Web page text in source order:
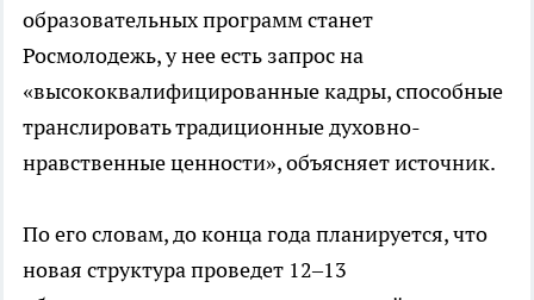
образовательных программ станет
Росмолодежь, у нее есть запрос на
«высококвалифицированные кадры, способные
транслировать традиционные духовно-
нравственные ценности», объясняет источник.
По его словам, до конца года планируется, что
новая структура проведет 12–13